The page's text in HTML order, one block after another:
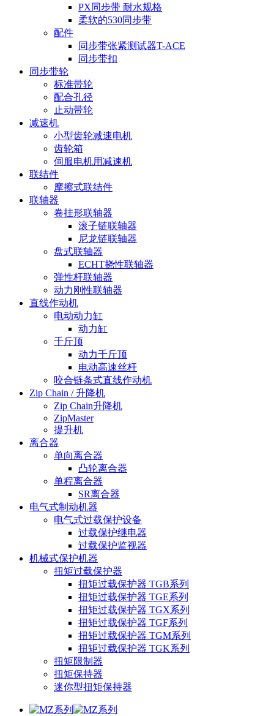
PX同步带 耐水规格
柔软的530同步带
配件
同步带张紧测试器T-ACE
同步带扣
同步带轮
标准带轮
配合孔径
止动带轮
减速机
小型齿轮减速电机
齿轮箱
伺服电机用减速机
联结件
摩擦式联结件
联轴器
卷挂形联轴器
滚子链联轴器
尼龙链联轴器
盘式联轴器
ECHT挠性联轴器
弹性杆联轴器
动力刚性联轴器
直线作动机
电动动力缸
动力缸
千斤顶
动力千斤顶
电动高速丝杆
咬合链条式直线作动机
Zip Chain / 升降机
Zip Chain升降机
ZipMaster
提升机
离合器
单向离合器
凸轮离合器
单程离合器
SR离合器
电气式制动机器
电气式过载保护设备
过载保护继电器
过载保护监视器
机械式保护机器
扭矩过载保护器
扭矩过载保护器 TGB系列
扭矩过载保护器 TGE系列
扭矩过载保护器 TGX系列
扭矩过载保护器 TGF系列
扭矩过载保护器 TGM系列
扭矩过载保护器 TGK系列
扭矩限制器
扭矩保持器
迷你型扭矩保持器